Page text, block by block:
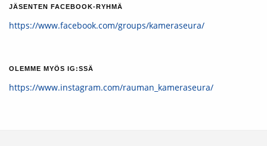
JÄSENTEN FACEBOOK-RYHMÄ
https://www.facebook.com/groups/kameraseura/
OLEMME MYÖS IG:SSÄ
https://www.instagram.com/rauman_kameraseura/